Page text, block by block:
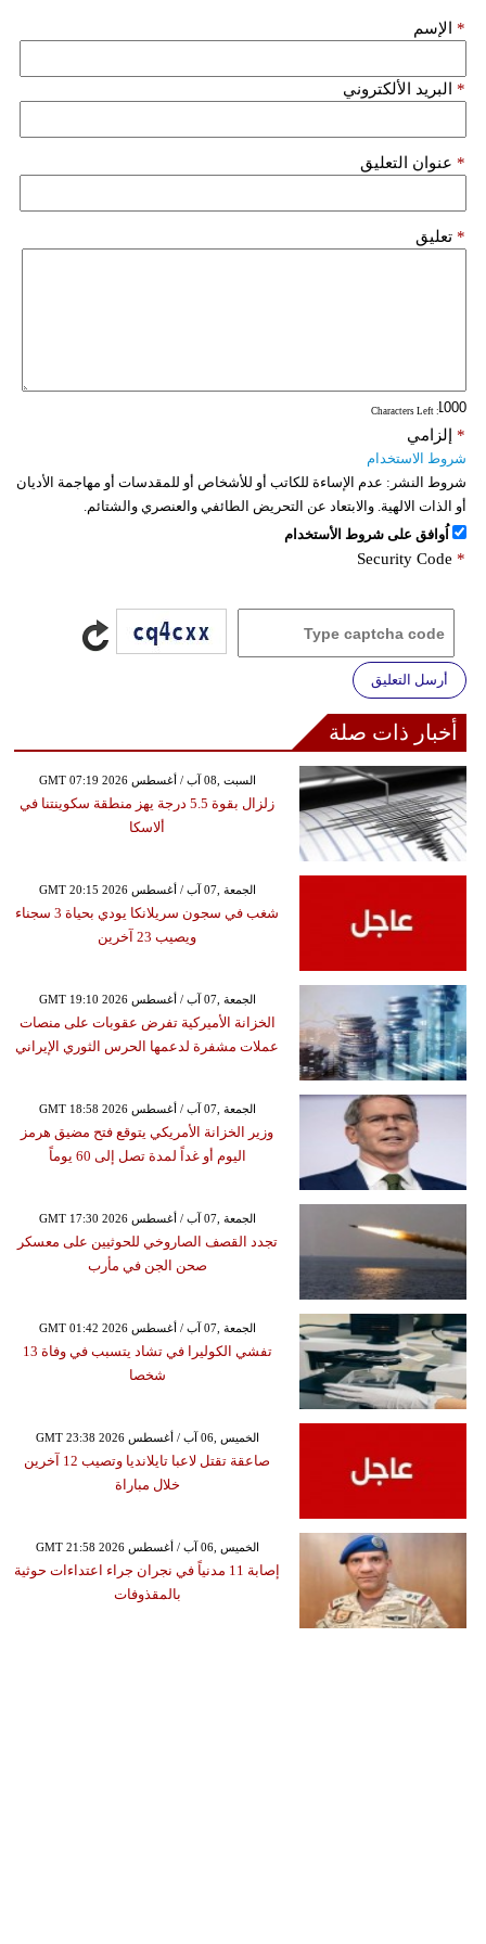
سيارات
الإسم *
البريد الألكتروني *
عنوان التعليق *
تعليق *
: Characters Left
إلزامي *
شروط الاستخدام
شروط النشر: عدم الإساءة للكاتب أو للأشخاص أو للمقدسات أو مهاجمة الأديان
أو الذات الالهية. والابتعاد عن التحريض الطائفي والعنصري والشتائم.
اُوافق على شروط الأستخدام
Security Code *
أرسل التعليق
أخبار ذات صلة
GMT 07:19 2026 السبت ,08 آب / أغسطس
زلزال بقوة 5.5 درجة يهز منطقة سكوينتنا في
ألاسكا
GMT 20:15 2026 الجمعة ,07 آب / أغسطس
شغب في سجون سريلانكا يودي بحياة 3 سجناء
ويصيب 23 آخرين
GMT 19:10 2026 الجمعة ,07 آب / أغسطس
الخزانة الأميركية تفرض عقوبات على منصات
عملات مشفرة لدعمها الحرس الثوري الإيراني
GMT 18:58 2026 الجمعة ,07 آب / أغسطس
وزير الخزانة الأمريكي يتوقع فتح مضيق هرمز
اليوم أو غداً لمدة تصل إلى 60 يوماً
GMT 17:30 2026 الجمعة ,07 آب / أغسطس
تجدد القصف الصاروخي للحوثيين على معسكر
صحن الجن في مأرب
GMT 01:42 2026 الجمعة ,07 آب / أغسطس
تفشي الكوليرا في تشاد يتسبب في وفاة 13
شخصا
GMT 23:38 2026 الخميس ,06 آب / أغسطس
صاعقة تقتل لاعبا تايلانديا وتصيب 12 آخرين
خلال مباراة
GMT 21:58 2026 الخميس ,06 آب / أغسطس
إصابة 11 مدنياً في نجران جراء اعتداءات حوثية
بالمقذوفات